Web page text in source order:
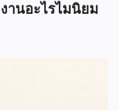
านอะไรไมนิยม